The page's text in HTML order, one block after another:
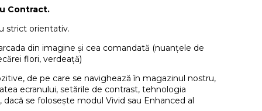
Contract.
strict orientativ.
din imagine și cea comandată (nuanțele de
flori, verdeață)
de pe care se navighează în magazinul nostru,
ecranului, setările de contrast, tehnologia
se folosește modul Vivid sau Enhanced al